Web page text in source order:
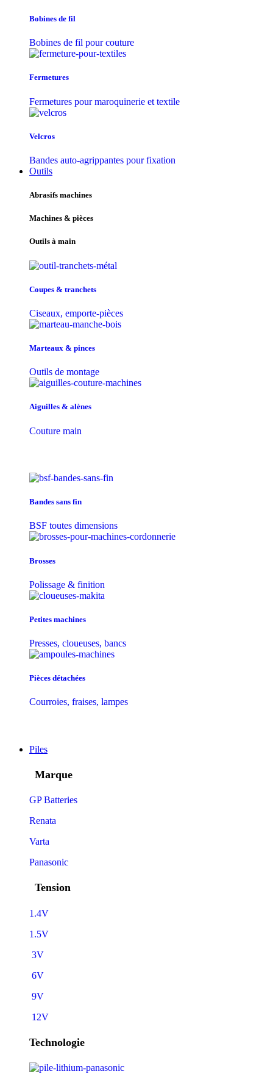
Bobines de fil
Bobines de fil pour couture
Fermetures
Fermetures pour maroquinerie et textile
Velcros
Bandes auto-agrippantes pour fixation
Outils
Abrasifs machines
Machines & pièces
Outils à main
Coupes & tranchets
Ciseaux, emporte-pièces
Marteaux & pinces
Outils de montage
Aiguilles & alènes
Couture main
Bandes sans fin
BSF toutes dimensions
Brosses
Polissage & finition
Petites machines
Presses, cloueuses, bancs
Pièces détachées
Courroies, fraises, lampes
Piles
Marque
GP Batteries
Renata
Varta
Panasonic
Tension
1.4V
1.5V
3V
6V
9V
12V
Technologie